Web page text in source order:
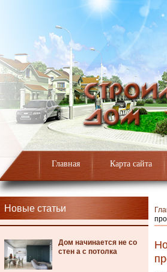
Главная Карта сайта
Новые статьи
Дом начинается не со
стен а с потолка